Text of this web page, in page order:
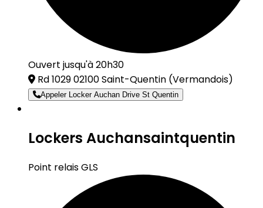
Ouvert jusqu'à 20h30
Rd 1029 02100 Saint-Quentin (Vermandois)
Appeler Locker Auchan Drive St Quentin
Lockers Auchansaintquentin
Point relais GLS